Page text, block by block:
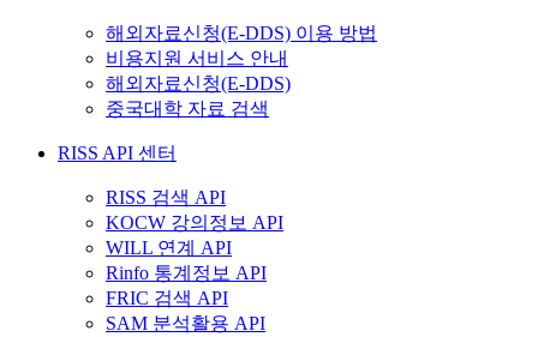
해외자료신청(E-DDS) 이용 방법
비용지원 서비스 안내
해외자료신청(E-DDS)
중국대학 자료 검색
RISS API 센터
RISS 검색 API
KOCW 강의정보 API
WILL 연계 API
Rinfo 통계정보 API
FRIC 검색 API
SAM 분석활용 API